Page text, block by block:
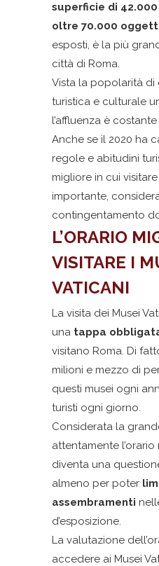
superficie di
oltre 70.000
esposti, è la più
città di Roma.
Vista la popolarità di
turistica e culturale
l’affluenza è
Anche se il 2020 ha
regole e abitudini
migliore in cui
importante,
contingentamento
L’ORARIO
VISITARE I
VATICANI
La visita dei Musei
una tappa
visitano Roma. Di
milioni e mezzo di
questi musei ogni
turisti ogni giorno.
Considerata la
attentamente
diventa una
almeno per poter
assembramenti
d’esposizione.
La valutazione
accedere ai Musei